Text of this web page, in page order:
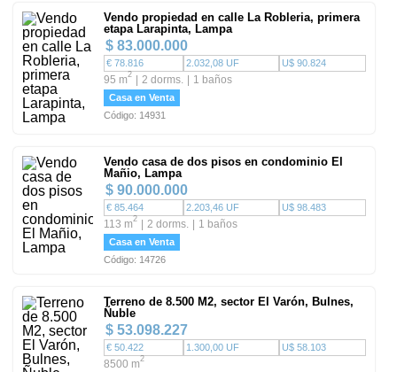
Vendo propiedad en calle La Robleria, primera
etapa Larapinta, Lampa
$ 83.000.000
€ 78.816 2.032,08 UF U$ 90.824
95 m2 2 dorms. 1 baños
Casa en Venta
Código: 14931
Vendo casa de dos pisos en condominio El
Mañio, Lampa
$ 90.000.000
€ 85.464 2.203,46 UF U$ 98.483
113 m2 2 dorms. 1 baños
Casa en Venta
Código: 14726
Terreno de 8.500 M2, sector El Varón, Bulnes,
Ñuble
$ 53.098.227
€ 50.422 1.300,00 UF U$ 58.103
8500 m2